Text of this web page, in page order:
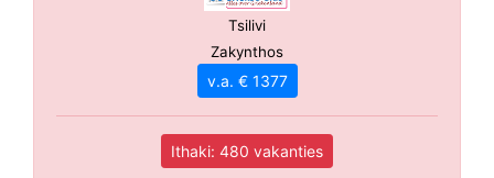
Tsilivi
Zakynthos
v.a. € 1377
Ithaki: 480 vakanties